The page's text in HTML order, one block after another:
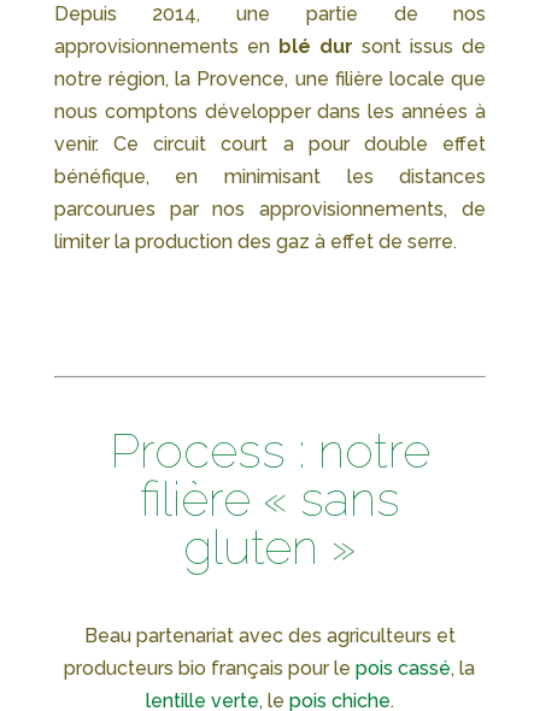
Depuis 2014, une partie de nos
approvisionnements en blé dursont issus de
notre région, la Provence, une filière locale que
nous comptons développer dans les années à
venir. Ce circuit court a pour double effet
bénéfique, en minimisant les distances
parcourues par nos approvisionnements, de
limiter la production des gaz à effet de serre.
Process : notre
filière « sans
gluten »
Beau partenariat avec des agriculteurs et
producteurs bio français pour lepois cassé, la
lentille verte, le pois chiche.